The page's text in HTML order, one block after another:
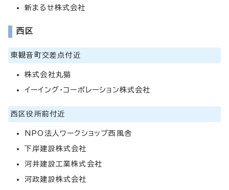
新まるせ株式会社
西区
東観音町交差点付近
株式会社丸猫
イーイング・コーポレーション株式会社
西区役所前付近
NPO法人ワークショップ西風舎
下岸建設株式会社
河井建設工業株式会社
河政建設株式会社